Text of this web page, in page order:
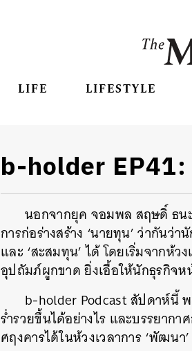
LIFE LIFESTYLE
b-holder
นอกจากยุค จอมพล สฤษดิ์ ธน
การก่อร่างสร้าง ‘นายทุน’ ว่ากันว่
และ ‘สะสมทุน’ ได้ โดยเริ่มจากห้
อุปถัมภ์ผูกขาด ยิ่งเอื้อให้นักธุรกิจ
b-holder Podcast สัปดาห์นี้
ร่ำรวยขึ้นได้อย่างไร และบรรยาก
ศฤงคารได้ในห้วงเวลาการ ‘พัฒนา